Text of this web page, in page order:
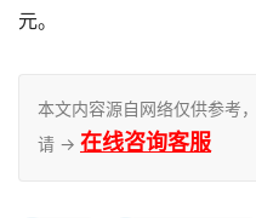
元。
本文内容源自网络仅供参考
请 → 在线咨询客服